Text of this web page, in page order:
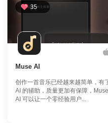
35
Muse AI
创作一首音乐已经越来越简单，有
AI 的辅助，质量更加有保障，Muse
AI 可以让一个零经验用户...